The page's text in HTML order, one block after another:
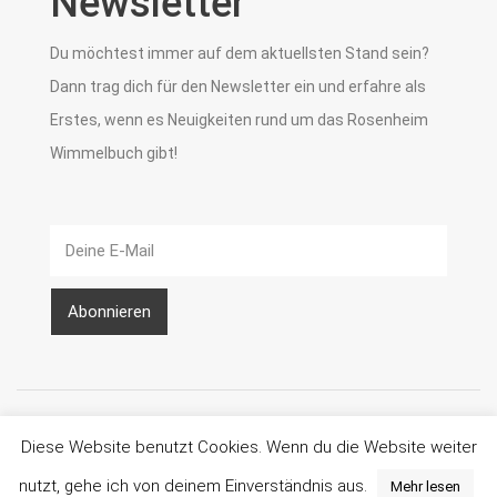
Du möchtest immer auf dem aktuellsten Stand sein?
Dann trag dich für den Newsletter ein und erfahre als
Erstes, wenn es Neuigkeiten rund um das Rosenheim
Wimmelbuch gibt!
Datenschutz AGB Widerrufsbelehrung
Impressum
Diese Website benutzt Cookies. Wenn du die Website weiter
nutzt, gehe ich von deinem Einverständnis aus.
Mehr lesen